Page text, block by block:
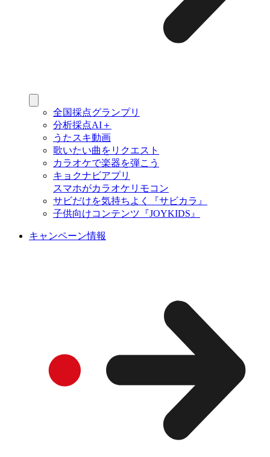
全国採点グランプリ
分析採点AI＋
うたスキ動画
歌いたい曲をリクエスト
カラオケで楽器を弾こう
キョクナビアプリ
スマホがカラオケリモコン
サビだけを気持ちよく『サビカラ』
子供向けコンテンツ『JOYKIDS』
キャンペーン情報